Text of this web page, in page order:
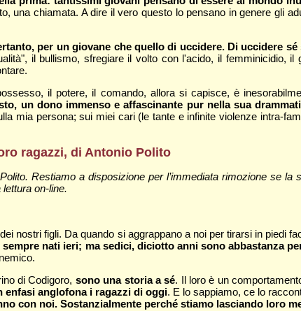
una chiamata. A dire il vero questo lo pensano in genere gli
per un giovane che quello di uccidere. Di uccidere
il bullismo, sfregiare il volto con l'acido, il femminicidio,
il potere, il comando, allora si capisce, è
un dono immenso e affascinante pur nella sua
mia persona; sui miei cari (le tante e infinite violenze intra-
ragazzi, di Antonio Polito
Restiamo a disposizione per l’immediata rimozione se
on-line.
nostri figli. Da quando si aggrappano a noi per tirarsi in piedi
sempre nati ieri; ma sedici, diciotto anni sono abbastanza
di Codigoro, sono una storia a sé. Il loro è un
enfasi anglofona i ragazzi di oggi. E lo sappiamo, ce lo
con noi. Sostanzialmente perché stiamo lasciando loro